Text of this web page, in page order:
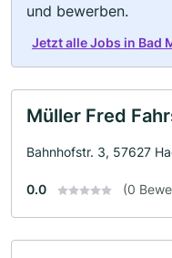
und bewerben.
Jetzt alle Jobs in Bad
Müller Fred
Bahnhofstr. 3, 57627
0.0 (0